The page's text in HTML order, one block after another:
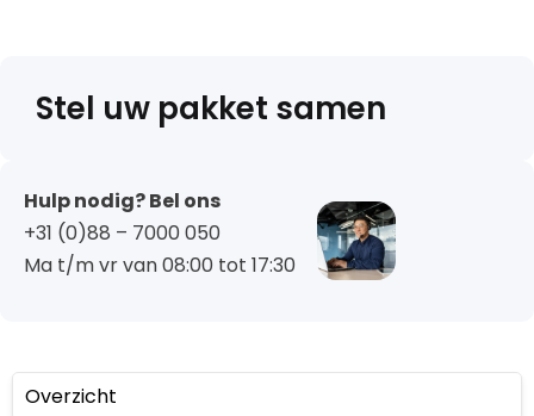
Stel uw pakket samen
Hulp nodig? Bel ons
+31 (0)88 – 7000 050
Ma t/m vr van 08:00 tot 17:30
Overzicht